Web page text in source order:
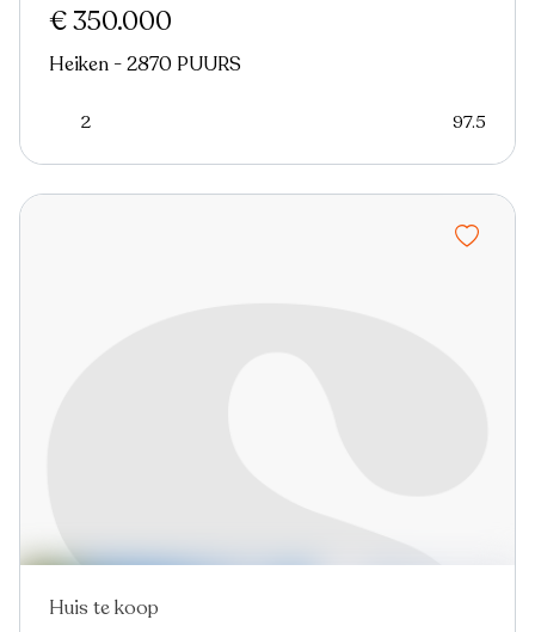
€ 350.000
Heiken - 2870 PUURS
2 97.5
Nieuw
Huis te koop